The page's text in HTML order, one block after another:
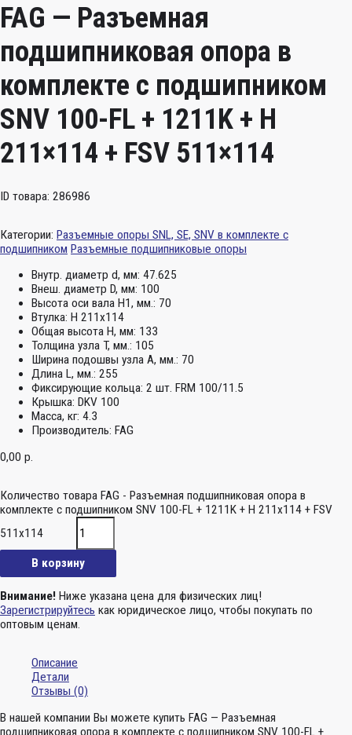
FAG — Разъемная
подшипниковая опора в
комплекте с подшипником
SNV 100-FL + 1211K + H
211×114 + FSV 511×114
ID товара: 286986
Категории: Разъемные опоры SNL, SE, SNV в комплекте с
подшипником Разъемные подшипниковые опоры
Внутр. диаметр d, мм: 47.625
Внеш. диаметр D, мм: 100
Высота оси вала H1, мм.: 70
Втулка: H 211x114
Общая высота H, мм: 133
Толщина узла T, мм.: 105
Ширина подошвы узла А, мм.: 70
Длина L, мм.: 255
Фиксирующие кольца: 2 шт. FRM 100/11.5
Крышка: DKV 100
Масса, кг: 4.3
Производитель: FAG
0,00 р.
Количество товара FAG - Разъемная подшипниковая опора в
комплекте с подшипником SNV 100-FL + 1211K + H 211x114 + FSV
511x114
В корзину
Внимание! Ниже указана цена для физических лиц!
Зарегистрируйтесь как юридическое лицо, чтобы покупать по
оптовым ценам.
Описание
Детали
Отзывы (0)
В нашей компании Вы можете купить FAG — Разъемная
подшипниковая опора в комплекте с подшипником SNV 100-FL +